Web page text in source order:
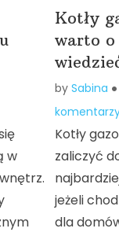
w
Kotły
warto o
bySabina
Kotły
zaliczyć
jeżeli
dla